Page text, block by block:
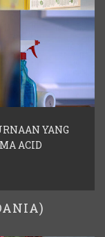
YANG
ACID